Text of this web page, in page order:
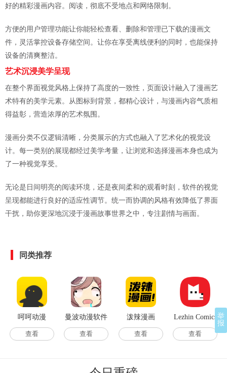
好的精彩漫画内容。阅读，彻底不受地点和网络限制。
方便的用户管理功能让你能轻松查看、删除和管理已下载的漫画文
件，灵活掌控设备存储空间。让你在享受离线便利的同时，也能保持
设备的清爽整洁。
艺术沉浸美学呈现
在整个界面视觉风格上保持了高度的一致性，页面设计融入了漫画艺
术特有的美学元素。从图标到背景，都精心设计，与漫画内容气质相
得益彰，营造浓厚的艺术氛围。
漫画分类不仅逻辑清晰，分类展示的方式也融入了艺术化的视觉设
计。每一类别的展现都经过美学考量，让浏览和选择漫画本身也成为
了一种视觉享受。
无论是日间明亮的阅读环境，还是夜间柔和的观看时刻，软件的视觉
呈现都能进行良好的适应性调节。统一而协调的风格有效降低了界面
干扰，助你更深地沉浸于漫画故事世界之中，专注剧情与画面。
同类推荐
呵呵动漫
查看
曼波动漫软件
查看
泼辣漫画
查看
Lezhin Comics
查看
举
报